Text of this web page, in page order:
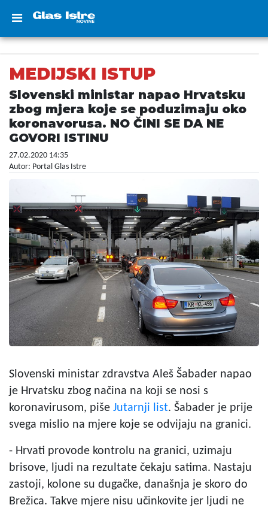
MEDIJSKI ISTUP
Slovenski ministar napao Hrvatsku
zbog mjera koje se poduzimaju oko
koronavorusa. NO ČINI SE DA NE
GOVORI ISTINU
27.02.2020 14:35
Autor: Portal Glas Istre
Slovenski ministar zdravstva Aleš Šabader napao
je Hrvatsku zbog načina na koji se nosi s
koronavirusom, piše Jutarnji list. Šabader je prije
svega mislio na mjere koje se odvijaju na granici.
- Hrvati provode kontrolu na granici, uzimaju
brisove, ljudi na rezultate čekaju satima. Nastaju
zastoji, kolone su dugačke, današnja je skoro do
Brežica. Takve mjere nisu učinkovite jer ljudi ne